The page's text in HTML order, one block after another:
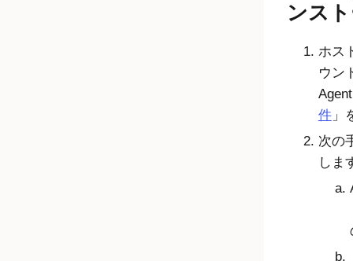
ンス
ホス
ウン
Agent
件」
次の
しま